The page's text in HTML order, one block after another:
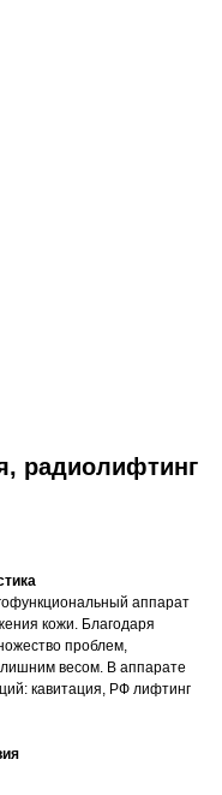
радиолифтинг
аппарат
кожи. Благодаря
проблем,
весом. В аппарате
кавитация, РФ лифтинг